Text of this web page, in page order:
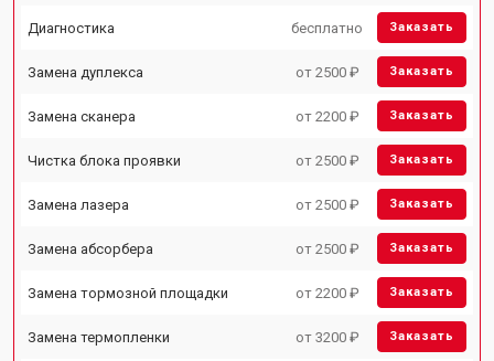
Диагностика бесплатно Заказать
Замена дуплекса от 2500 ₽ Заказать
Замена сканера от 2200 ₽ Заказать
Чистка блока проявки от 2500 ₽ Заказать
Замена лазера от 2500 ₽ Заказать
Замена абсорбера от 2500 ₽ Заказать
Замена тормозной площадки от 2200 ₽ Заказать
Замена термопленки от 3200 ₽ Заказать